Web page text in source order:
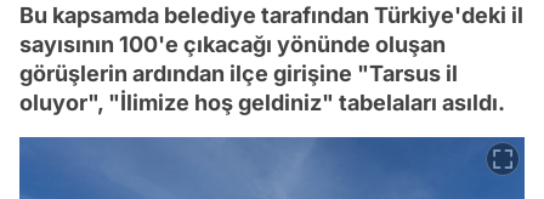
Bu kapsamda belediye tarafından Türkiye'deki il
sayısının 100'e çıkacağı yönünde oluşan
görüşlerin ardından ilçe girişine "Tarsus il
oluyor", "İlimize hoş geldiniz" tabelaları asıldı.